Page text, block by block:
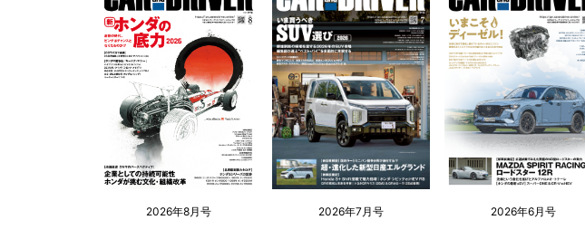
2026年8月号 2026年7月号 2026年6月号